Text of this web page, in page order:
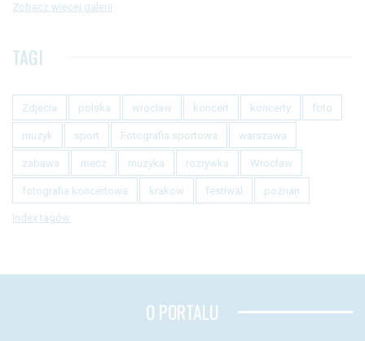
Zobacz więcej galerii
TAGI
Zdjecia polska wroclaw koncert koncerty foto
muzyk sport Fotografia sportowa warszawa
zabawa mecz muzyka rozrywka Wrocław
fotografia koncertowa krakow festiwal poznan
Index tagów
O PORTALU